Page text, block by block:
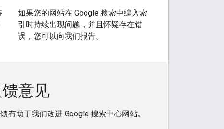
如果您的网站在 Google 搜索中编入索
引时持续出现问题，并且怀疑存在错
误，您可以向我们报告。
意见
有助于我们改进 Google 搜索中心网站。